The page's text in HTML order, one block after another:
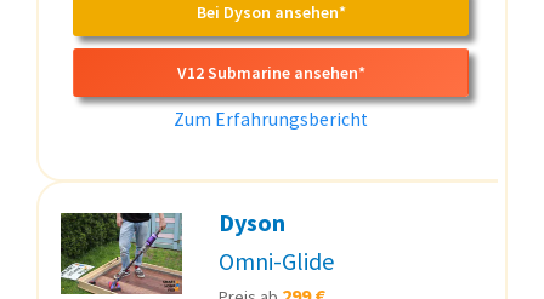
Bei Dyson ansehen*
V12 Submarine ansehen*
Zum Erfahrungsbericht
Dyson
Omni-Glide